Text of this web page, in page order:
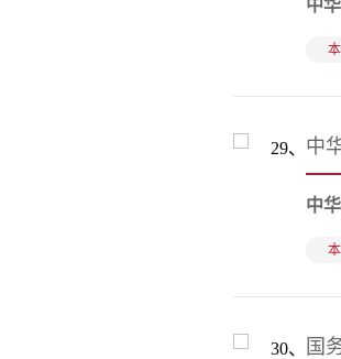
中
29、 中
中
30、 国